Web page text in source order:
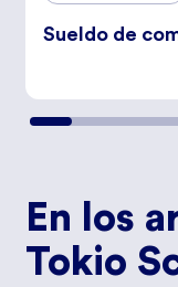
Sueldo de
En los
Tokio